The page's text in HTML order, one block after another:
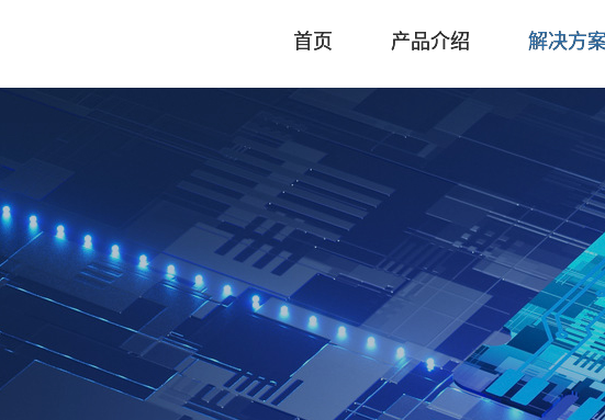
首页 产品介绍 解决方